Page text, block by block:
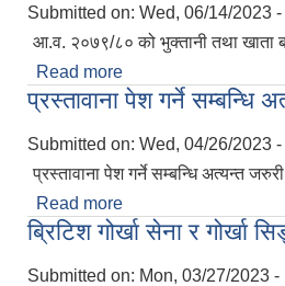
Submitted on: Wed, 06/14/2023
आ.व. २०७९/८० को भुक्तानी तथा खाता
Read more
प्रस्तावाना पेश गर्ने सम्बन्धि
Submitted on: Wed, 04/26/2023
प्रस्तावाना पेश गर्ने सम्बन्धि अत्यन्त
Read more
ब्रिटिश गोर्खा सेना र गोर्खा
Submitted on: Mon, 03/27/2023 -